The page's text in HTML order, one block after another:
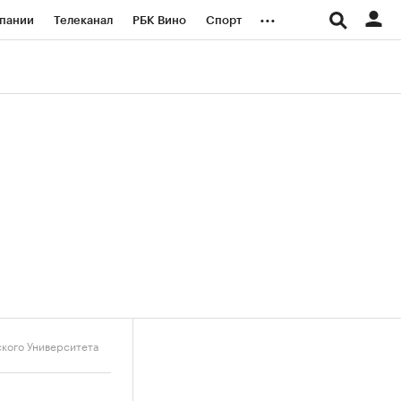
Телеканал РБК Вино Спорт ...
Университета